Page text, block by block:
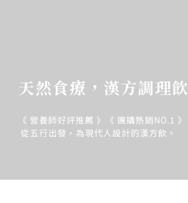
天然食療，漢方調理飲
《 營養師好評推薦 》《 團購熱銷NO.1 》
從五行出發，為現代人設計的漢方飲。